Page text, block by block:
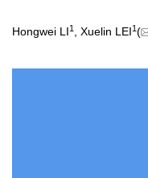
Hongwei LI1 , Xuelin LEI1(